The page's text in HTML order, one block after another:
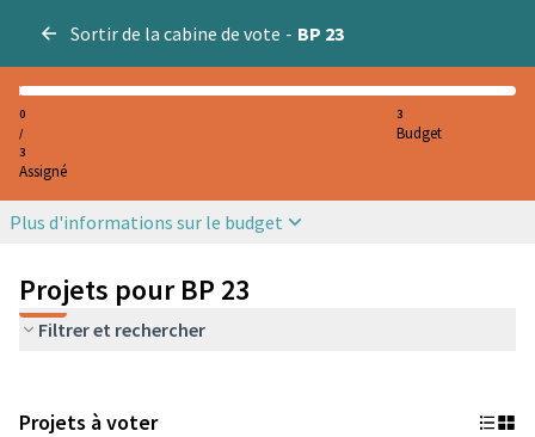
Sortir de la cabine de vote - BP 23
0
/
3
Assigné
3
Budget
Plus d'informations sur le budget
Projets pour BP 23
Filtrer et rechercher
Projets à voter